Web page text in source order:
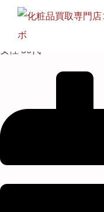
女性 30代